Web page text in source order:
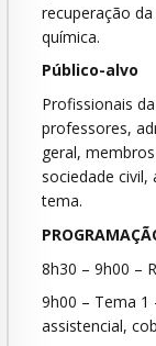
recuperação
química.
Público-alvo
Profissionais
professores,
geral,
sociedade
tema.
8h30 – 9h00 –
9h00 – Tema 1
assistencial,